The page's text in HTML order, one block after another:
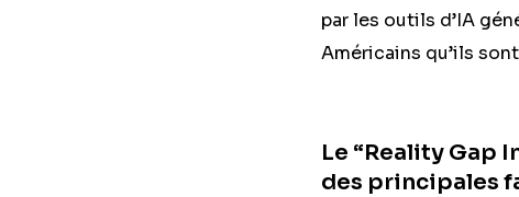
par les outils d’IA
Américains qu’ils
Le “Reality Gap
des principales